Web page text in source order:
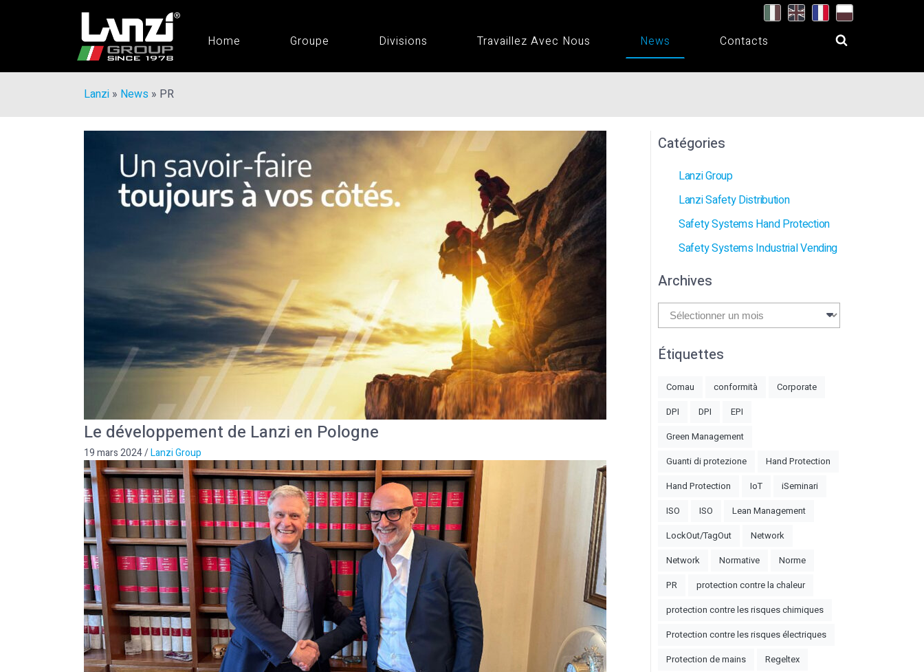
Home Groupe Divisions Travaillez Avec Nous News Contacts
Lanzi » News » PR
Le développement de Lanzi en Pologne
19 mars 2024/Lanzi Group
Catégories
Lanzi Group
Lanzi Safety Distribution
Safety Systems Hand Protection
Safety Systems Industrial Vending
Archives
Archives
Étiquettes
Comau conformità
Corporate
DPI
DPI
EPI
Green Management
Guanti di protezione
Hand Protection
Hand Protection
IoT
iSeminari
ISO
ISO
Lean Management
LockOut/TagOut
Network
Network
Normative
Norme
PR
protection contre la chaleur
protection contre les risques chimiques
Protection contre les risques électriques
Protection de mains
Regeltex